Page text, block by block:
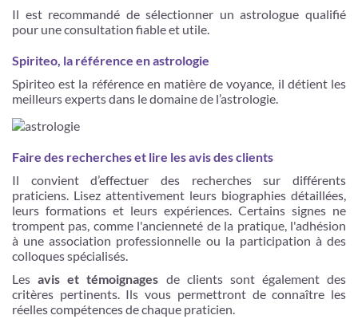
Il est recommandé de sélectionner un astrologue qualifié
pour une consultation fiable et utile.
Spiriteo, la référence en astrologie
Spiriteo est la référence en matière de voyance, il détient les
meilleurs experts dans le domaine de l’astrologie.
Faire des recherches et lire les avis des clients
Il convient d’effectuer des recherches sur différents
praticiens. Lisez attentivement leurs biographies détaillées,
leurs formations et leurs expériences. Certains signes ne
trompent pas, comme l'ancienneté de la pratique, l'adhésion
à une association professionnelle ou la participation à des
colloques spécialisés.
Lesavis et témoignages de clients sont également des
critères pertinents. Ils vous permettront de connaître les
réelles compétences de chaque praticien.